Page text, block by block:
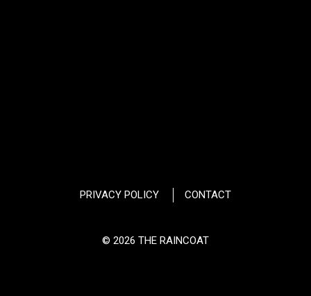
PRIVACY POLICY CONTACT
© 2026 THE RAINCOAT